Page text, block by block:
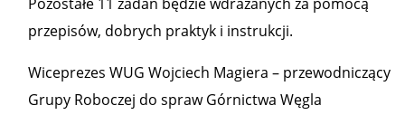
przepisów, dobrych praktyk i instrukcji.
Wiceprezes WUG Wojciech Magiera – przewodniczący
Grupy Roboczej do spraw Górnictwa Węgla